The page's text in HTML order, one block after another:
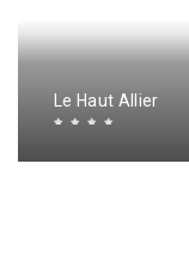
Le Haut Allier